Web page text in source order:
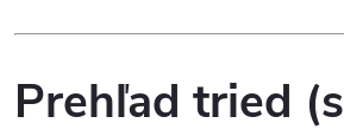
Prehľad tried